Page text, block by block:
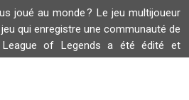
joué au monde ? Le jeu multijoueur
qui enregistre une communauté de
League of Legends a été édité et
La finale du Championnat du monde